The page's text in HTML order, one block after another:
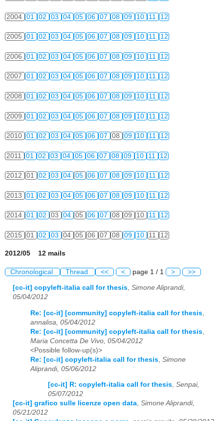
2004 01 02 03 04 05 06 07 08 09 10 11 12
2005 01 02 03 04 05 06 07 08 09 10 11 12
2006 01 02 03 04 05 06 07 08 09 10 11 12
2007 01 02 03 04 05 06 07 08 09 10 11 12
2008 01 02 03 04 05 06 07 08 09 10 11 12
2009 01 02 03 04 05 06 07 08 09 10 11 12
2010 01 02 03 04 05 06 07 08 09 10 11 12
2011 01 02 03 04 05 06 07 08 09 10 11 12
2012 01 02 03 04 05 06 07 08 09 10 11 12
2013 01 02 03 04 05 06 07 08 09 10 11 12
2014 01 02 03 04 05 06 07 08 09 10 11 12
2015 01 02 03 04 05 06 07 08 09 10 11 12
2012/05 12 mails
Chronological Thread << < page 1 / 1 > >>
[cc-it] copyleft-italia call for thesis, Simone Aliprandi,
05/04/2012
Re: [cc-it] [community] copyleft-italia call for thesis
annalisa, 05/04/2012
Re: [cc-it] [community] copyleft-italia call for thesis
Maria Concetta De Vivo, 05/04/2012
<Possible follow-up(s)>
Re: [cc-it] copyleft-italia call for thesis Simone
Aliprandi, 05/06/2012
[cc-it] R: copyleft-italia call for thesis, Senpai,
05/07/2012
[cc-it] grafico sulle licenze open data, Simone Aliprandi,
05/21/2012